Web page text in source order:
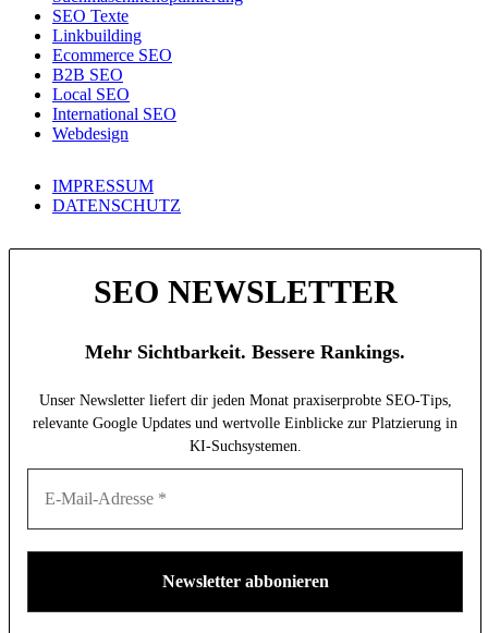
SEO Texte
Linkbuilding
Ecommerce SEO
B2B SEO
Local SEO
International SEO
Webdesign
IMPRESSUM
DATENSCHUTZ
SEO NEWSLETTER
Mehr Sichtbarkeit. Bessere Rankings.
Unser Newsletter liefert dir jeden Monat praxiserprobte SEO-Tips,
relevante Google Updates und wertvolle Einblicke zur Platzierung in
KI-Suchsystemen.